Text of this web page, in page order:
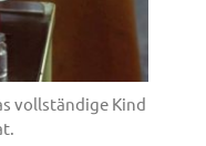
vollständige Kind